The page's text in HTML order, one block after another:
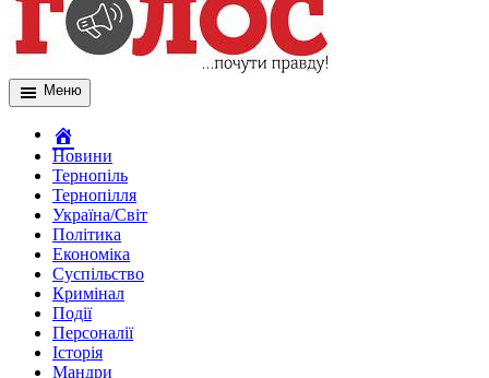
Меню
Новини
Тернопіль
Тернопілля
Україна/Світ
Політика
Економіка
Суспільство
Кримінал
Події
Персоналії
Історія
Мандри